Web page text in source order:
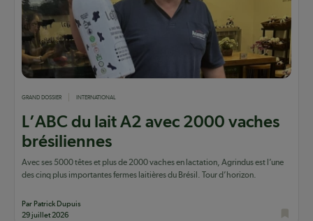
GRAND DOSSIER INTERNATIONAL
L’ABC du lait A2 avec 2000 vaches
brésiliennes
Avec ses 5000 têtes et plus de 2000 vaches en lactation, Agrindus est l’une
des cinq plus importantes fermes laitières du Brésil. Tour d’horizon.
Par Patrick Dupuis
29 juillet 2026